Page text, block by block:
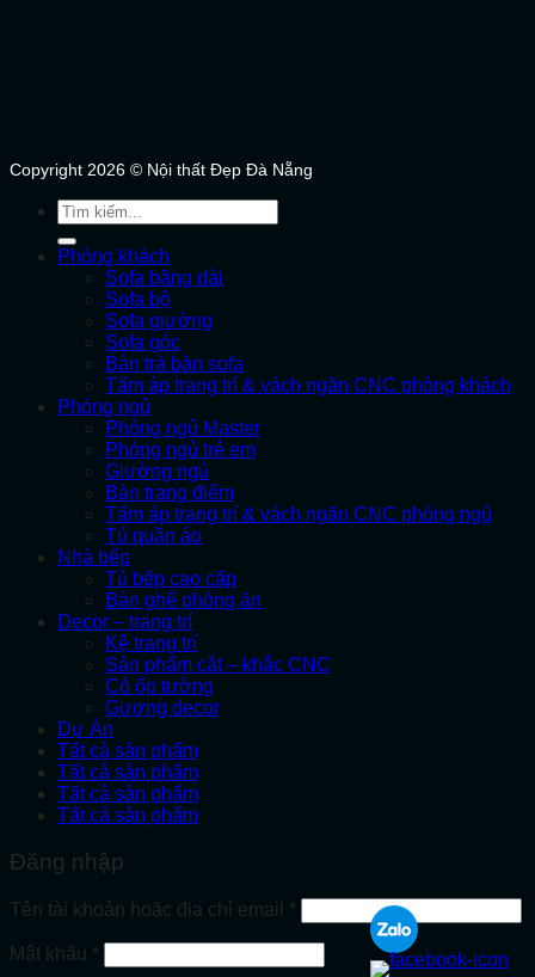
Copyright 2026 © Nội thất Đẹp Đà Nẵng
Tìm
kiếm:
Phòng khách
Sofa băng dài
Sofa bộ
Sofa giường
Sofa góc
Bàn trà bàn sofa
Tấm áp trang trí & vách ngăn CNC phòng khách
Phòng ngủ
Phòng ngủ Master
Phòng ngủ trẻ em
Giường ngủ
Bàn trang điểm
Tấm áp trang trí & vách ngăn CNC phòng ngủ
Tủ quần áo
Nhà bếp
Tủ bếp cao cấp
Bàn ghế phòng ăn
Decor – trang trí
Kệ trang trí
Sản phẩm cắt – khắc CNC
Cỏ ốp tường
Gương decor
Dự Án
Tất cả sản phẩm
Tất cả sản phẩm
Tất cả sản phẩm
Tất cả sản phẩm
Đăng nhập
Tên tài khoản hoặc địa chỉ email *Bắt
buộc
Mật khẩu *Bắt
buộc